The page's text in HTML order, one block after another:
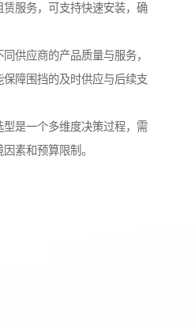
服务，可支持快速安装，确
供应商的产品质量与服务，
障围挡的及时供应与后续支
是一个多维度决策过程，需
素和预算限制。